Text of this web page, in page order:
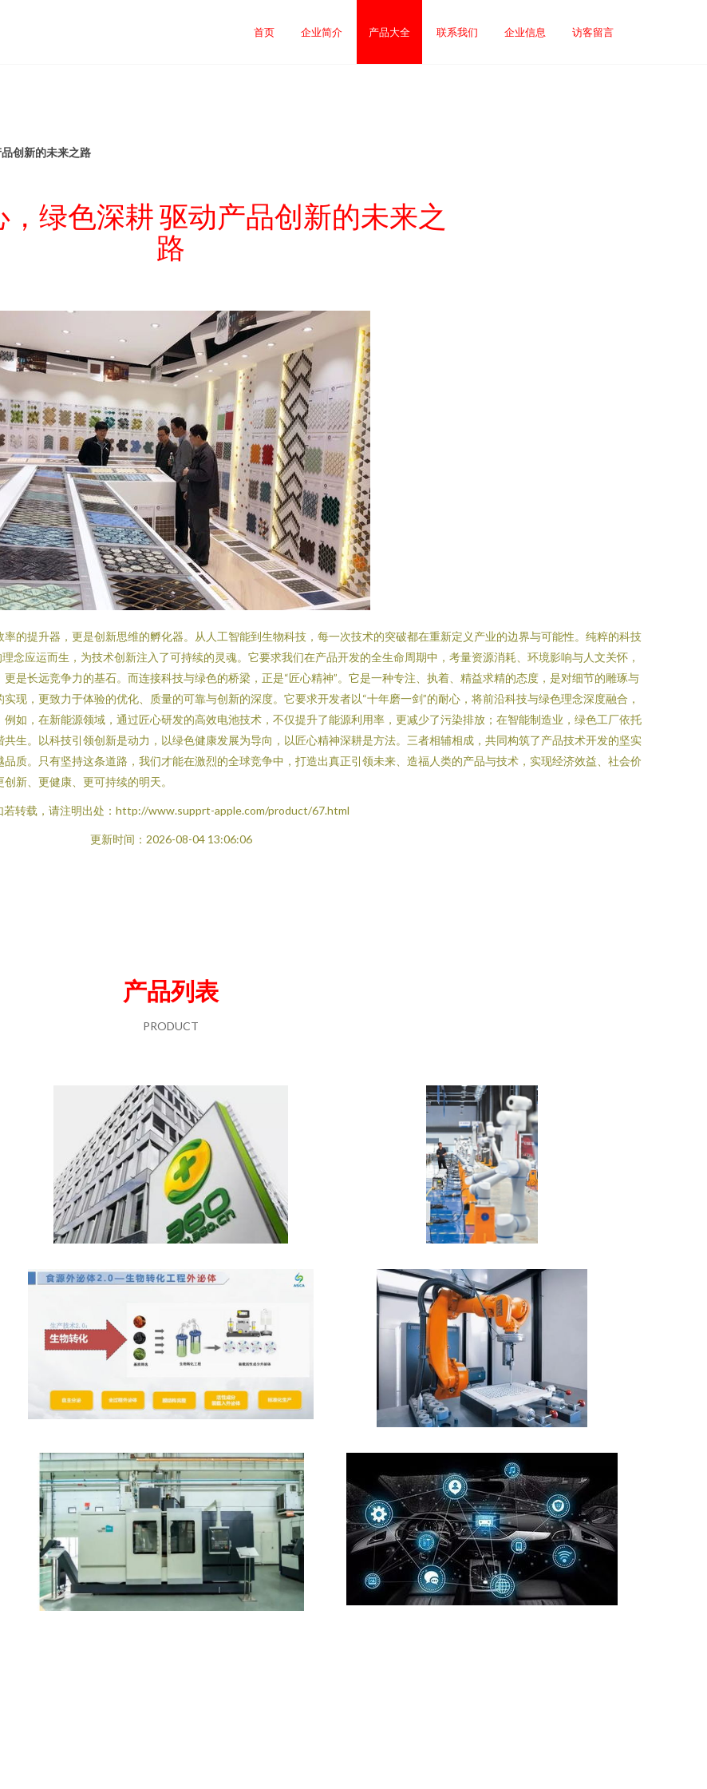
首页 企业简介 产品大全 联系我们 企业信息 访客留言
创新的未来之路
绿色深耕 驱动产品创新的未来之
路
的提升器，更是创新思维的孵化器。从人工智能到生物科技，每一次技术的突破都在重新定义产业的边界与可能性。纯粹的科技
念应运而生，为技术创新注入了可持续的灵魂。它要求我们在产品开发的全生命周期中，考量资源消耗、环境影响与人文关怀，
是长远竞争力的基石。而连接科技与绿色的桥梁，正是“匠心精神”。它是一种专注、执着、精益求精的态度，是对细节的雕琢与
现，更致力于体验的优化、质量的可靠与创新的深度。它要求开发者以“十年磨一剑”的耐心，将前沿科技与绿色理念深度融合，
如，在新能源领域，通过匠心研发的高效电池技术，不仅提升了能源利用率，更减少了污染排放；在智能制造业，绿色工厂依托
生。以科技引领创新是动力，以绿色健康发展为导向，以匠心精神深耕是方法。三者相辅相成，共同构筑了产品技术开发的坚实
质。只有坚持这条道路，我们才能在激烈的全球竞争中，打造出真正引领未来、造福人类的产品与技术，实现经济效益、社会价
新、更健康、更可持续的明天。
若转载，请注明出处：http://www.supprt-apple.com/product/67.html
更新时间：2026-08-04 13:06:06
产品列表
PRODUCT